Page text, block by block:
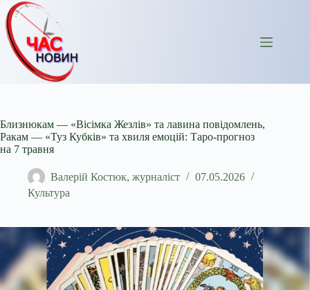
Перейти
до
вмісту
Близнюкам — «Вісімка Жезлів» та лавина повідомлень,
Ракам — «Туз Кубків» та хвиля емоцій: Таро-прогноз
на 7 травня
Валерій Костюк, журналіст
07.05.2026
Культура